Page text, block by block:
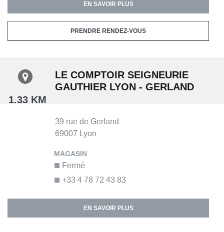
EN SAVOIR PLUS
PRENDRE RENDEZ-VOUS
1.33 KM
LE COMPTOIR SEIGNEURIE
GAUTHIER LYON - GERLAND
39 rue de Gerland
69007 Lyon
+33 4 78 72 43 83
Fermé
EN SAVOIR PLUS